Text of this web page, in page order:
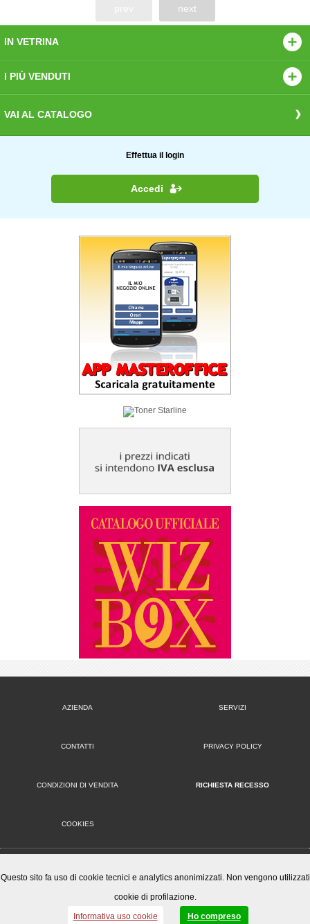
next
IN VETRINA
I PIÙ VENDUTI
VAI AL CATALOGO
Effettua il login
Accedi
AZIENDA SERVIZI
CONTATTI PRIVACY POLICY
CONDIZIONI DI VENDITA RICHIESTA RECESSO
COOKIES
Mister Wizard S.r.l.
© 2014-15 Mister Wizard, tutti i diritti riservati. Logo Mister Wizard e altri marchi e loghi utilizzati in
questo sito sono di proprietà o concessi in licenza a Mister Wizard. reg. imp. C.F. e P.IVA
Questo sito fa uso di cookie tecnici e analytics anonimizzati. Non vengono utilizzati
cookie di profilazione.
Informativa uso cookie
Ho compreso